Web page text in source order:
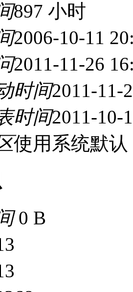
897 小时
2006-10-11
2011-11-26
时间2011-11-
时间2011-10-
使用系统默认
0 B